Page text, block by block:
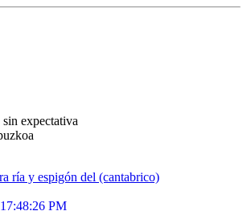
expectativa
ría y espigón del (cantabrico)
PM